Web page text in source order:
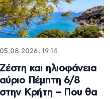
05.08.2026, 19:14
Ζέστη και ηλιοφάνεια
αύριο Πέμπτη 6/8
στην Κρήτη – Που θα